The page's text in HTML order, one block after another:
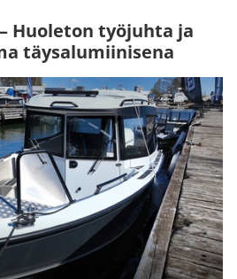
Huoleton työjuhta ja
täysalumiinisena